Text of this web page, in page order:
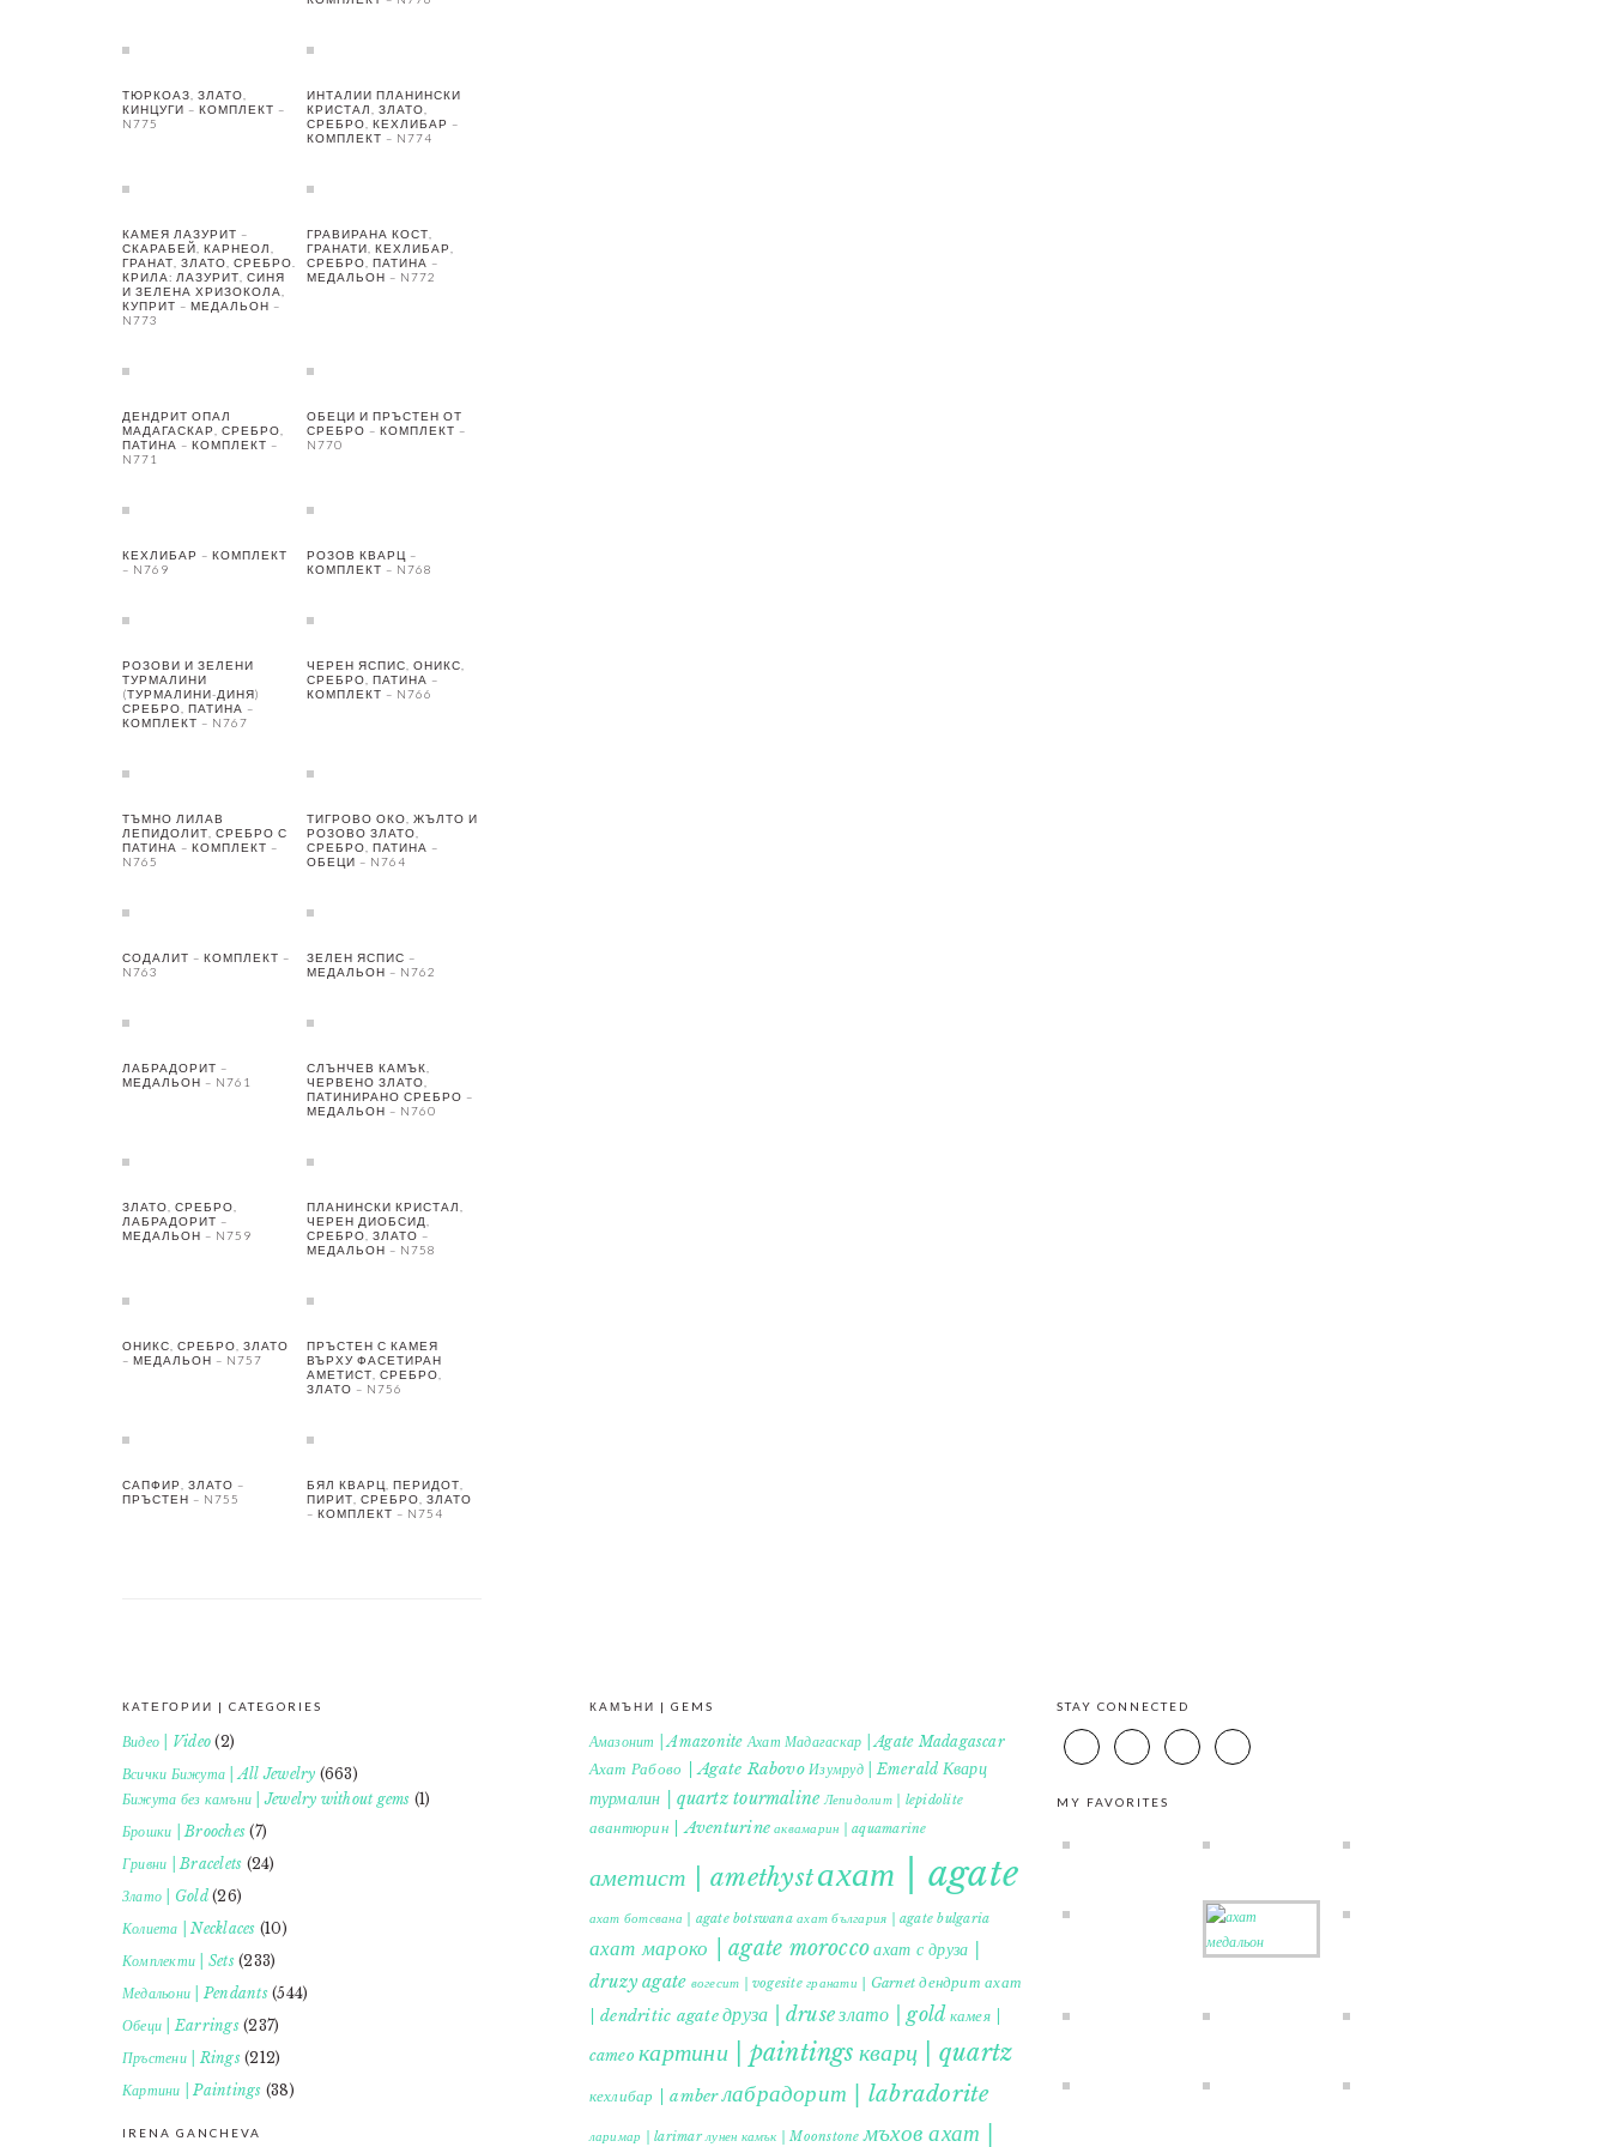
ТЮРКОАЗ, ЗЛАТО,
КИНЦУГИ – КОМПЛЕКТ –
N775
ИНТАЛИИ ПЛАНИНСКИ
КРИСТАЛ, ЗЛАТО,
СРЕБРО, КЕХЛИБАР –
КОМПЛЕКТ – N774
КАМЕЯ ЛАЗУРИТ –
СКАРАБЕЙ, КАРНЕОЛ,
ГРАНАТ, ЗЛАТО, СРЕБРО.
КРИЛА: ЛАЗУРИТ, СИНЯ
И ЗЕЛЕНА ХРИЗОКОЛА,
КУПРИТ – МЕДАЛЬОН –
N773
ГРАВИРАНА КОСТ,
ГРАНАТИ, КЕХЛИБАР,
СРЕБРО, ПАТИНА –
МЕДАЛЬОН – N772
ДЕНДРИТ ОПАЛ
МАДАГАСКАР, СРЕБРО,
ПАТИНА – КОМПЛЕКТ –
N771
ОБЕЦИ И ПРЪСТЕН ОТ
СРЕБРО – КОМПЛЕКТ –
N770
КЕХЛИБАР – КОМПЛЕКТ
– N769
РОЗОВ КВАРЦ –
КОМПЛЕКТ – N768
РОЗОВИ И ЗЕЛЕНИ
ТУРМАЛИНИ
(ТУРМАЛИНИ-ДИНЯ)
СРЕБРО, ПАТИНА –
КОМПЛЕКТ – N767
ЧЕРЕН ЯСПИС, ОНИКС,
СРЕБРО, ПАТИНА –
КОМПЛЕКТ – N766
ТЪМНО ЛИЛАВ
ЛЕПИДОЛИТ, СРЕБРО С
ПАТИНА – КОМПЛЕКТ –
N765
ТИГРОВО ОКО, ЖЪЛТО И
РОЗОВО ЗЛАТО,
СРЕБРО, ПАТИНА –
ОБЕЦИ – N764
СОДАЛИТ – КОМПЛЕКТ –
N763
ЗЕЛЕН ЯСПИС –
МЕДАЛЬОН – N762
ЛАБРАДОРИТ –
МЕДАЛЬОН – N761
СЛЪНЧЕВ КАМЪК,
ЧЕРВЕНО ЗЛАТО,
ПАТИНИРАНО СРЕБРО –
МЕДАЛЬОН – N760
ЗЛАТО, СРЕБРО,
ЛАБРАДОРИТ –
МЕДАЛЬОН – N759
ПЛАНИНСКИ КРИСТАЛ,
ЧЕРЕН ДИОБСИД,
СРЕБРО, ЗЛАТО –
МЕДАЛЬОН – N758
ОНИКС, СРЕБРО, ЗЛАТО
– МЕДАЛЬОН – N757
ПРЪСТЕН С КАМЕЯ
ВЪРХУ ФАСЕТИРАН
АМЕТИСТ, СРЕБРО,
ЗЛАТО – N756
САПФИР, ЗЛАТО –
ПРЪСТЕН – N755
БЯЛ КВАРЦ, ПЕРИДОТ,
ПИРИТ, СРЕБРО, ЗЛАТО
– КОМПЛЕКТ – N754
КАТЕГОРИИ | CATEGORIES
Видео | Video (2)
Всички Бижута | All Jewelry (663)
Бижута без камъни | Jewelry without gems (1)
Брошки | Brooches (7)
Гривни | Bracelets (24)
Злато | Gold(26)
Колиета | Necklaces (10)
Комплекти | Sets(233)
Медальони | Pendants(544)
Обеци | Earrings(237)
Пръстени | Rings(212)
Картини | Paintings (38)
IRENA GANCHEVA
КАМЪНИ | GEMS
Амазонит | Amazonite Ахат Мадагаскар | Agate Madagascar
Ахат Рабово | Agate Rabovo Изумруд | Emerald Кварц
турмалин | quartz tourmaline Лепидолит | lepidolite
авантюрин | Aventurine аквамарин | aquamarine
аметист | amethystахат | agate
ахат ботсвана | agate botswana ахат българия | agate bulgaria
ахат мароко | agate moroccoахат с друза |
druzy agate вогесит | vogesite гранати | Garnet дендрит ахат
| dendritic agateдруза | druseзлато | gold камея |
cameo картини | paintings кварц | quartz
кехлибар | amberлабрадорит | labradorite
ларимар | larimar лунен камък | Moonstone мъхов ахат |
STAY CONNECTED
MY FAVORITES